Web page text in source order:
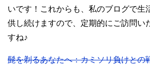
いです！これからも、私のブログで生
供し続けますので、定期的にご訪問い
すね♪
髭を剃るあなたへ：カミソリ負けとの